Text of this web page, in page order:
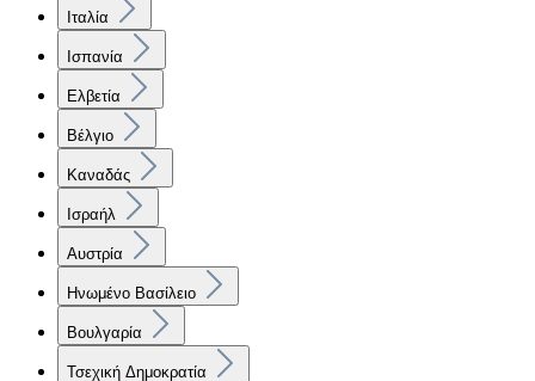
Ιταλία
Ισπανία
Ελβετία
Βέλγιο
Καναδάς
Ισραήλ
Αυστρία
Ηνωμένο Βασίλειο
Βουλγαρία
Τσεχική Δημοκρατία